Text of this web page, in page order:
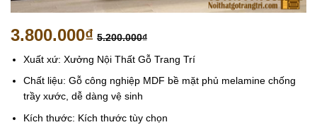
3.800.000₫ 5.200.000₫
Xuất xứ: Xưởng Nội Thất Gỗ Trang Trí
Chất liệu: Gỗ công nghiệp MDF bề mặt phủ melamine chống
trầy xước, dễ dàng vệ sinh
Kích thước: Kích thước tùy chọn